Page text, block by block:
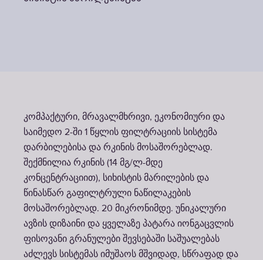
კომპაქტური, მრავალმხრივი, ეკონომიური და
საიმედო 2-ში 1 წყლის ფილტრაციის სისტემა
დარბილებისა და რკინის მოსაშორებლად.
შექმნილია რკინის (14 მგ/ლ-მდე
კონცენტრაციით), სიხისტის მარილების და
წინასწარ გაფილტრული ნაწილაკების
მოსაშორებლად. 20 მიკრონიმდე. უნიკალური
ავზის დიზაინი და ყველაზე პატარა იონგაცვლის
ფისოვანი გრანულები შევსებაში საშუალებას
აძლევს სისტემას იმუშაოს მშვიდად, სწრაფად და